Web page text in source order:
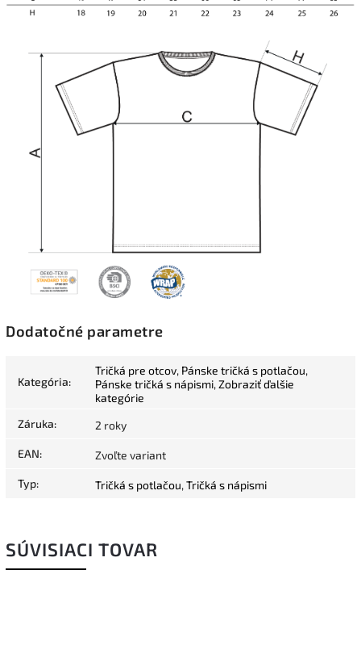
Dodatočné parametre
Kategória:
Tričká pre otcov, Pánske tričká s potlačou,
Pánske tričká s nápismi, Zobraziť ďalšie
kategórie
Záruka: 2 roky
EAN: Zvoľte variant
Typ: Tričká s potlačou, Tričká s nápismi
SÚVISIACI TOVAR